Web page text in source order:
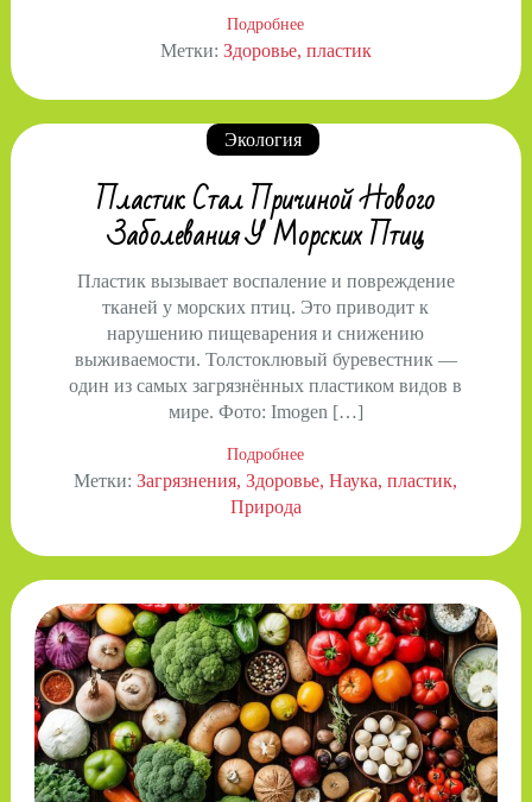
Подробнее
Метки: Здоровье пластик
Экология
Пластик Стал Причиной Нового
Заболевания У Морских Птиц
Пластик вызывает воспаление и повреждение
тканей у морских птиц. Это приводит к
нарушению пищеварения и снижению
выживаемости. Толстоклювый буревестник —
один из самых загрязнённых пластиком видов в
мире. Фото: Imogen […]
Подробнее
Метки:Загрязнения Здоровье Наука пластик
Природа